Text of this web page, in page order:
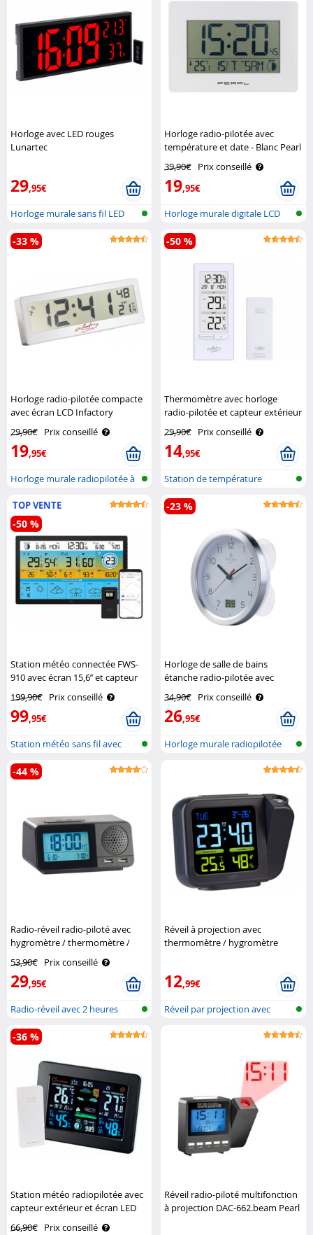
Horloge avec LED rouges
Lunartec
29,95€
Horloge murale sans fil LED
XXL ave..
Horloge radio-pilotée avec
température et date - Blanc Pearl
39,90€ Prix conseillé
19,95€
Horloge murale digitale LCD
radiopi..
Horloge radio-pilotée compacte
avec écran LCD Infactory
29,90€ Prix conseillé
19,95€
-33 %
Horloge murale radiopilotée à
Thermomètre avec horloge
radio-pilotée et capteur extérieur
- coloris blanc Infactory
29,90€ Prix conseillé
14,95€
-50 %
Station de température
numérique av..
TOP VENTE
Station météo connectée FWS-
910 avec écran 15,6’’ et capteur
199,90€ Prix conseillé
99,95€
-50 %
Station météo sans fil avec
sonde e..
Horloge de salle de bains
étanche radio-pilotée avec
thermomètre-hygromètre -
blanc St. Leonhard
34,90€ Prix conseillé
26,95€
-23 %
Horloge murale radiopilotée
Radio-réveil radio-piloté avec
hygromètre / thermomètre /
chargement USB Auvisio
53,90€ Prix conseillé
29,95€
-44 %
Radio-réveil avec 2 heures
d'alarme..
Réveil à projection avec
thermomètre / hygromètre
12,99€
Réveil par projection avec
Station météo radiopilotée avec
capteur extérieur et écran LED
66,90€ Prix conseillé
-36 %
Réveil radio-piloté multifonction
à projection DAC-662.beam Pearl